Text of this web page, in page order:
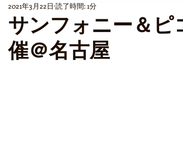
サンフォニー＆ピ
催＠名古屋
2021年3月22日 読了時間: 1分